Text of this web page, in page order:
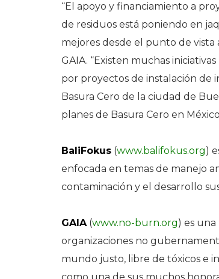
“El apoyo y financiamiento a
de residuos está poniendo en
mejores desde el punto de vista
GAIA. “Existen muchas
por proyectos de instalación de
Basura Cero de la ciudad de
planes de Basura Cero en
BaliFokus (www.balifokus.org)
enfocada en temas de manejo
contaminación y el desarrollo
GAIA(www.no-burn.org) es
organizaciones no
mundo justo, libre de tóxicos e